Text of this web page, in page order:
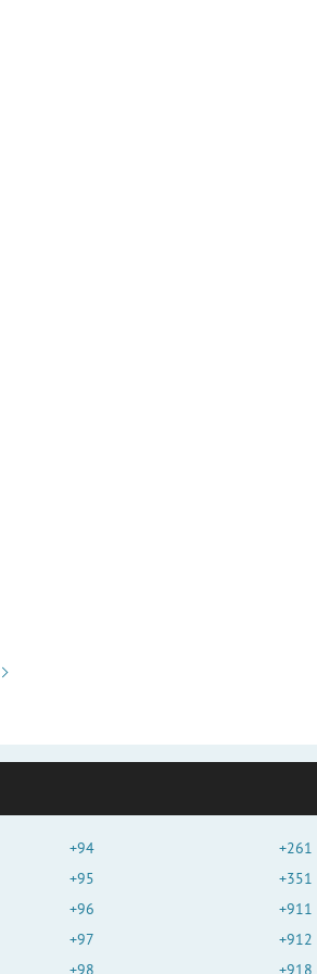
+94
+95
+96
+97
+98
+261
+351
+911
+912
+918